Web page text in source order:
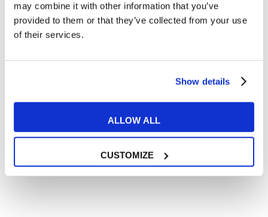
may combine it with other information that you’ve
provided to them or that they’ve collected from your use
of their services.
Show details
ALLOW ALL
CUSTOMIZE
Articoli divertenti su film e musica
In quanto di età superiore ai 16 anni, dichiaro di acconsentire
al trattamento dei miei dati personali in conformità
** le sedi contrassegnate con * offrono sempre solo corsi online
RICHIEDI INFORMAZIONI